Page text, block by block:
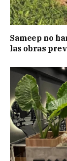
Sameep no
las obras